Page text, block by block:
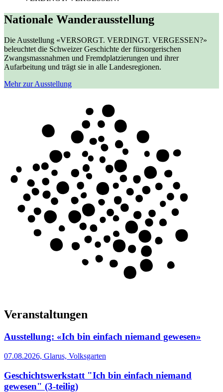
Nationale Wanderausstellung
Die Ausstellung «VERSORGT. VERDINGT. VERGESSEN?»
beleuchtet die Schweizer Geschichte der fürsorgerischen
Zwangsmassnahmen und Fremdplatzierungen und ihrer
Aufarbeitung und trägt sie in alle Landesregionen.
Mehr zur Ausstellung
Veranstaltungen
Ausstellung: «Ich bin einfach niemand gewesen»
07.08.2026, Glarus, Volksgarten
Geschichtswerkstatt "Ich bin einfach niemand
gewesen" (3-teilig)